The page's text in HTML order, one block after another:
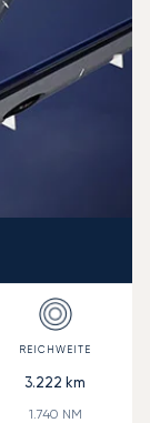
3.222 km
1.740 NM